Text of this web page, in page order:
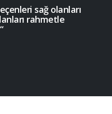
sağ olanları
rahmetle